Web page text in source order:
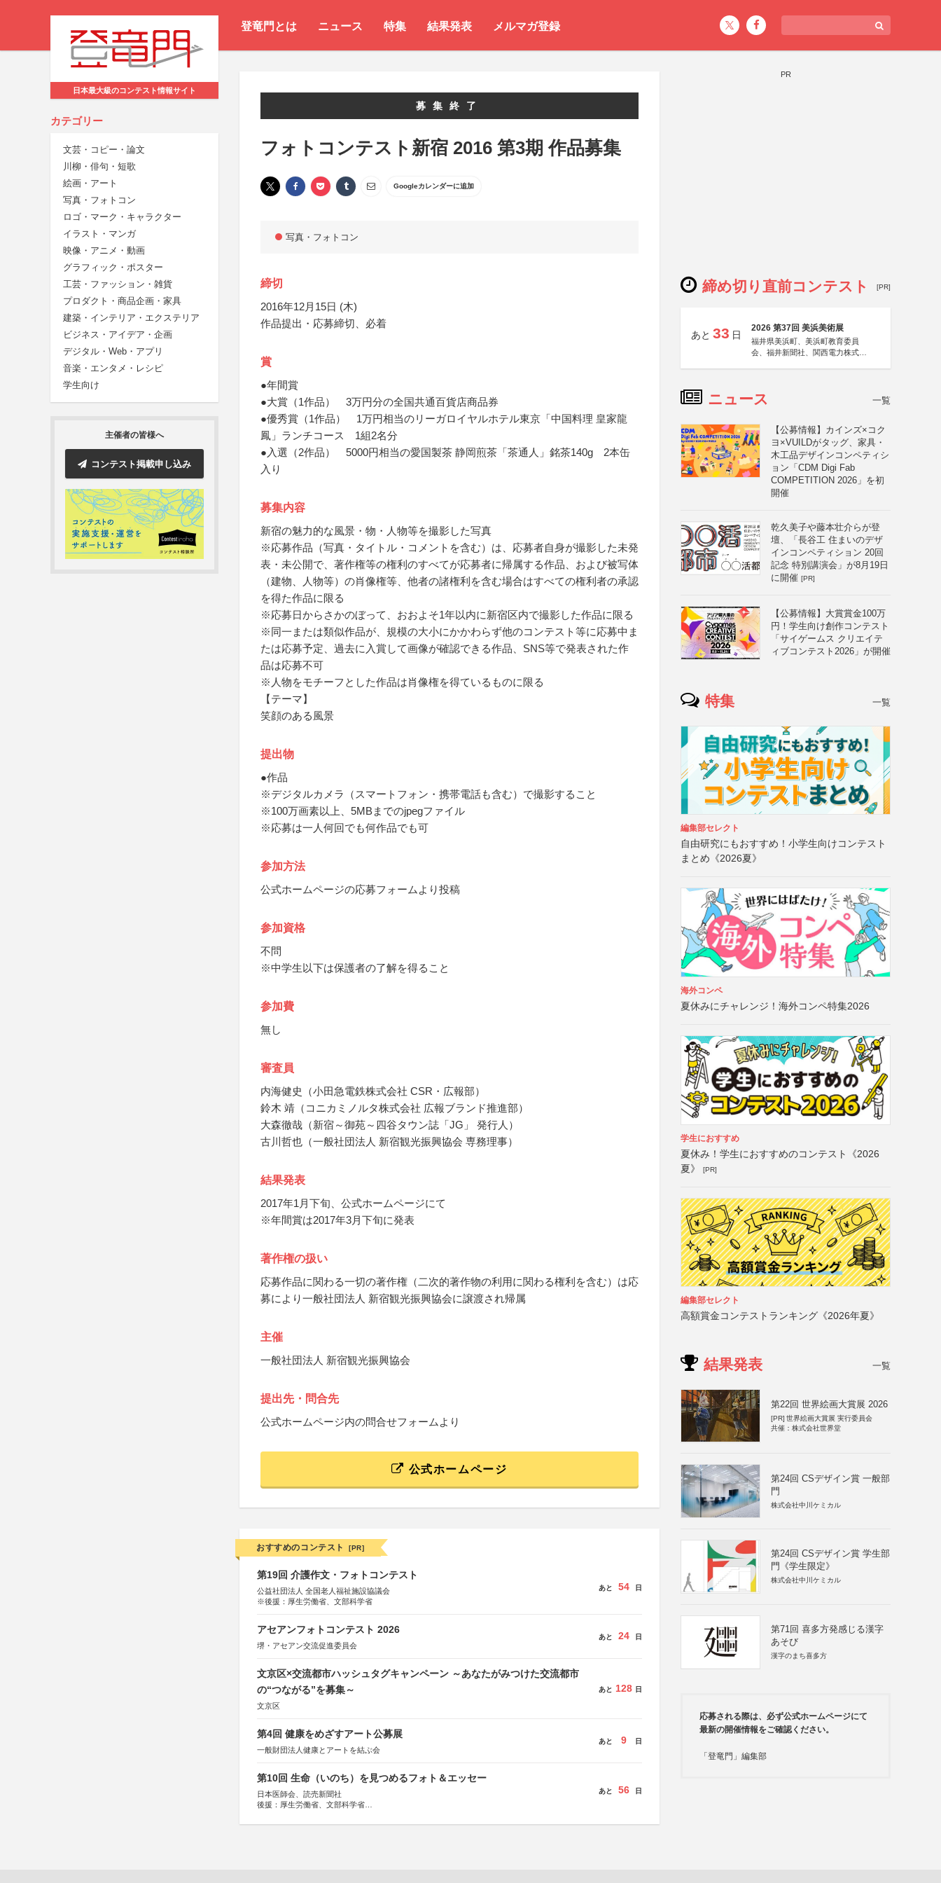
登竜門とは ニュース 特集 結果発表 メルマガ登録
日本最大級のコンテスト情報サイト
カテゴリー
文芸・コピー・論文
川柳・俳句・短歌
絵画・アート
写真・フォトコン
ロゴ・マーク・キャラクター
イラスト・マンガ
映像・アニメ・動画
グラフィック・ポスター
工芸・ファッション・雑貨
プロダクト・商品企画・家具
建築・インテリア・エクステリア
ビジネス・アイデア・企画
デジタル・Web・アプリ
音楽・エンタメ・レシピ
学生向け
主催者の皆様へ
コンテスト掲載申し込み
募集終了
フォトコンテスト新宿 2016 第3期 作品募集
Googleカレンダーに追加
写真・フォトコン
締切
2016年12月15日 (木)
作品提出・応募締切、必着
賞
●年間賞
●大賞（1作品） 3万円分の全国共通百貨店商品券
●優秀賞（1作品） 1万円相当のリーガロイヤルホテル東京「中国料理 皇家龍
鳳」ランチコース 1組2名分
●入選（2作品） 5000円相当の愛国製茶 静岡煎茶「茶通人」銘茶140g 2本缶
入り
募集内容
新宿の魅力的な風景・物・人物等を撮影した写真
※応募作品（写真・タイトル・コメントを含む）は、応募者自身が撮影した未発
表・未公開で、著作権等の権利のすべてが応募者に帰属する作品、および被写体
（建物、人物等）の肖像権等、他者の諸権利を含む場合はすべての権利者の承認
を得た作品に限る
※応募日からさかのぼって、おおよそ1年以内に新宿区内で撮影した作品に限る
※同一または類似作品が、規模の大小にかかわらず他のコンテスト等に応募中ま
たは応募予定、過去に入賞して画像が確認できる作品、SNS等で発表された作
品は応募不可
※人物をモチーフとした作品は肖像権を得ているものに限る
【テーマ】
笑顔のある風景
提出物
●作品
※デジタルカメラ（スマートフォン・携帯電話も含む）で撮影すること
※100万画素以上、5MBまでのjpegファイル
※応募は一人何回でも何作品でも可
参加方法
公式ホームページの応募フォームより投稿
参加資格
不問
※中学生以下は保護者の了解を得ること
参加費
無し
審査員
内海健史（小田急電鉄株式会社 CSR・広報部）
鈴木 靖（コニカミノルタ株式会社 広報ブランド推進部）
大森徹哉（新宿～御苑～四谷タウン誌「JG」 発行人）
古川哲也（一般社団法人 新宿観光振興協会 専務理事）
結果発表
2017年1月下旬、公式ホームページにて
※年間賞は2017年3月下旬に発表
著作権の扱い
応募作品に関わる一切の著作権（二次的著作物の利用に関わる権利を含む）は応
募により一般社団法人 新宿観光振興協会に譲渡され帰属
主催
一般社団法人 新宿観光振興協会
提出先・問合先
公式ホームページ内の問合せフォームより
公式ホームページ
おすすめのコンテスト [PR]
第19回 介護作文・フォトコンテスト
公益社団法人 全国老人福祉施設協議会
※後援：厚生労働省、文部科学省
あと 54 日
アセアンフォトコンテスト 2026
堺・アセアン交流促進委員会
あと 24 日
文京区×交流都市ハッシュタグキャンペーン ～あなたがみつけた交流都市
の“つながる”を募集～
文京区
あと 128 日
第4回 健康をめざすアート公募展
一般財団法人健康とアートを結ぶ会
あと 9 日
第10回 生命（いのち）を見つめるフォト＆エッセー
日本医師会、読売新聞社
後援：厚生労働省、文部科学省
あと 56 日
PR
締め切り直前コンテスト [PR]
あと 33 日
2026 第37回 美浜美術展
福井県美浜町、美浜町教育委員
会、福井新聞社、関西電力株式会
ニュース 一覧
【公募情報】カインズ×コク
ヨ×VUILDがタッグ、家具・
木工品デザインコンペティシ
ョン「CDM Digi Fab
COMPETITION 2026」を初
開催
乾久美子や藤本壮介らが登
壇、「長谷工 住まいのデザ
インコンペティション 20回
記念 特別講演会」が8月19日
に開催 [PR]
【公募情報】大賞賞金100万
円！学生向け創作コンテスト
「サイゲームス クリエイテ
ィブコンテスト2026」が開催
特集 一覧
編集部セレクト
自由研究にもおすすめ！小学生向けコンテスト
まとめ《2026夏》
海外コンペ
夏休みにチャレンジ！海外コンペ特集2026
学生におすすめ
夏休み！学生におすすめのコンテスト《2026
夏》
[PR]
編集部セレクト
高額賞金コンテストランキング《2026年夏》
結果発表 一覧
第22回 世界絵画大賞展 2026
[PR] 世界絵画大賞展 実行委員会
共催：株式会社世界堂
第24回 CSデザイン賞 一般部
門
株式会社中川ケミカル
第24回 CSデザイン賞 学生部
門《学生限定》
株式会社中川ケミカル
第71回 喜多方発感じる漢字
あそび
漢字のまち喜多方
応募される際は、必ず公式ホームページにて
最新の開催情報をご確認ください。
「登竜門」編集部